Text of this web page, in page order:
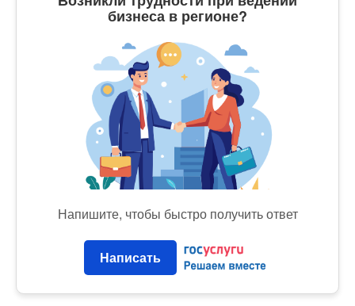
бизнеса в регионе?
Напишите, чтобы быстро получить ответ
Написать